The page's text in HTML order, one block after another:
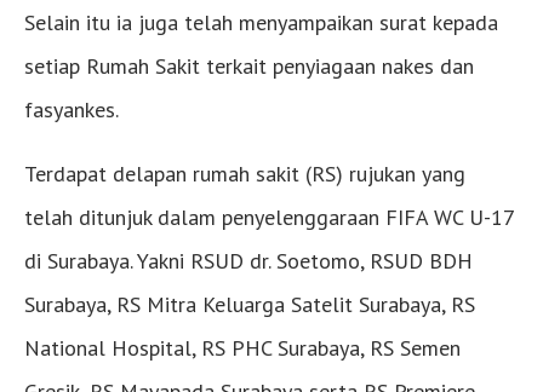
Selain itu ia juga telah menyampaikan surat kepada
setiap Rumah Sakit terkait penyiagaan nakes dan
fasyankes.
Terdapat delapan rumah sakit (RS) rujukan yang
telah ditunjuk dalam penyelenggaraan FIFA WC U-17
di Surabaya. Yakni RSUD dr. Soetomo, RSUD BDH
Surabaya, RS Mitra Keluarga Satelit Surabaya, RS
National Hospital, RS PHC Surabaya, RS Semen